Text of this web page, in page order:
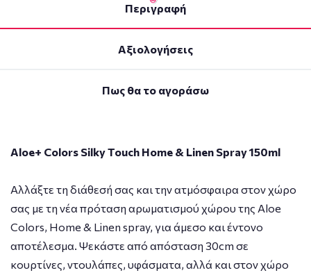
Περιγραφή
Αξιολογήσεις
Πως θα το αγοράσω
Aloe+ Colors Silky Touch Home & Linen Spray 150ml
Αλλάξτε τη διάθεσή σας και την ατμόσφαιρα στον χώρο
σας με τη νέα πρόταση αρωματισμού χώρου της Aloe
Colors, Home & Linen spray, για άμεσο και έντονο
αποτέλεσμα. Ψεκάστε από απόσταση 30cm σε
κουρτίνες, ντουλάπες, υφάσματα, αλλά και στον χώρο